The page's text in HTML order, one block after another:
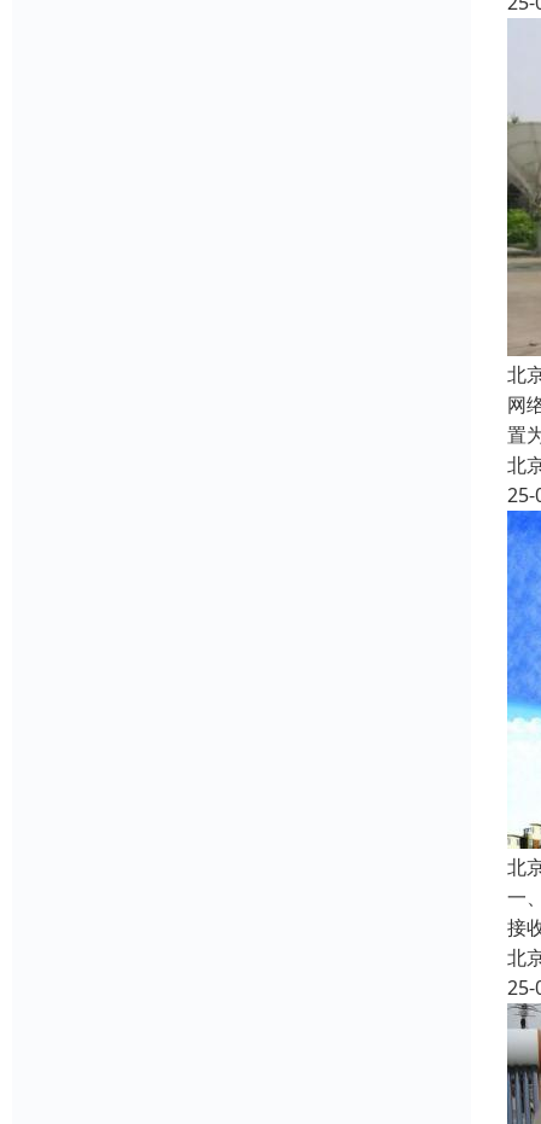
北
网
置
北
25-
北
一
接
北
25-